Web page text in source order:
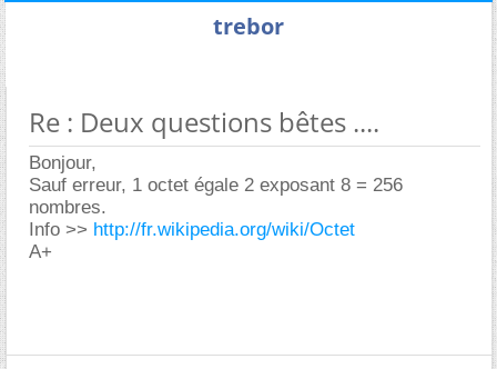
trebor
Re : Deux questions bêtes ....
Bonjour,
Sauf erreur, 1 octet égale 2 exposant 8 = 256
nombres.
Info >> http://fr.wikipedia.org/wiki/Octet
A+